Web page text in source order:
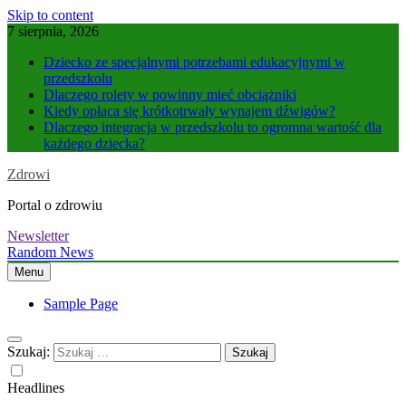
Skip to content
7 sierpnia, 2026
Dziecko ze specjalnymi potrzebami edukacyjnymi w
przedszkolu
Dlaczego rolety w powinny mieć obciążniki
Kiedy opłaca się krótkotrwały wynajem dźwigów?
Dlaczego integracja w przedszkolu to ogromna wartość dla
każdego dziecka?
Zdrowi
Portal o zdrowiu
Newsletter
Random News
Menu
Sample Page
Szukaj:
Headlines